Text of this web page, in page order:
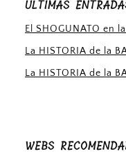
ÚLTIMAS
El SHOGUNATO en
La HISTORIA de la
La HISTORIA de la
WEBS